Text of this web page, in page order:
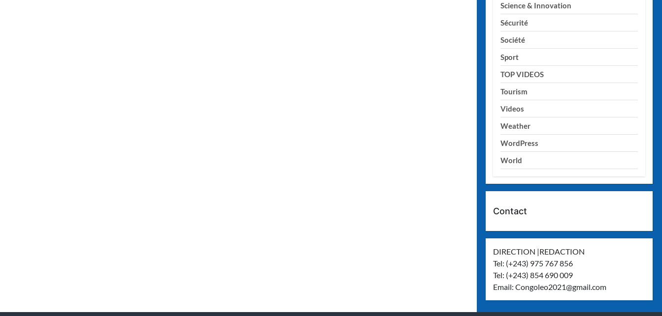
Science & Innovation
Sécurité
Société
Sport
TOP VIDEOS
Tourism
Videos
Weather
WordPress
World
Contact
DIRECTION |REDACTION
Tel: (+243) 975 767 856
Tel: (+243) 854 690 009
Email:Congoleo2021@gmail.com